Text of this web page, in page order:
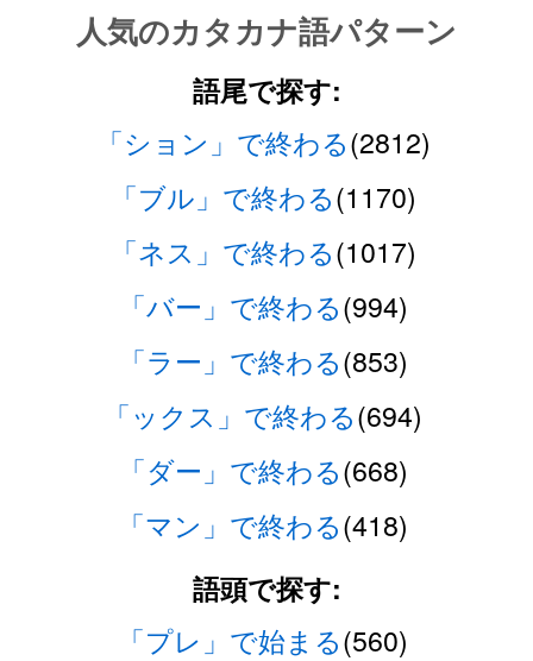
人気のカタカナ語パターン
語尾で探す:
「ション」で終わる(2812)
「ブル」で終わる(1170)
「ネス」で終わる(1017)
「バー」で終わる(994)
「ラー」で終わる(853)
「ックス」で終わる(694)
「ダー」で終わる(668)
「マン」で終わる(418)
語頭で探す:
「プレ」で始まる(560)